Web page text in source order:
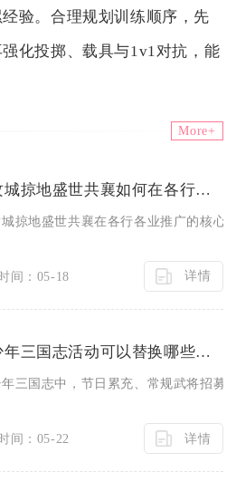
验。合理规划训练顺序，先
化投掷、载具与1v1对抗，能
More+
攻城掠地盛世共襄如何在各行各业中推广
掠地盛世共襄在各行各业推广的核心
间：05-18 详情
少年三国志活动可以替换哪些活动
年三国志中，节日累充、常规武将招募
间：05-22 详情